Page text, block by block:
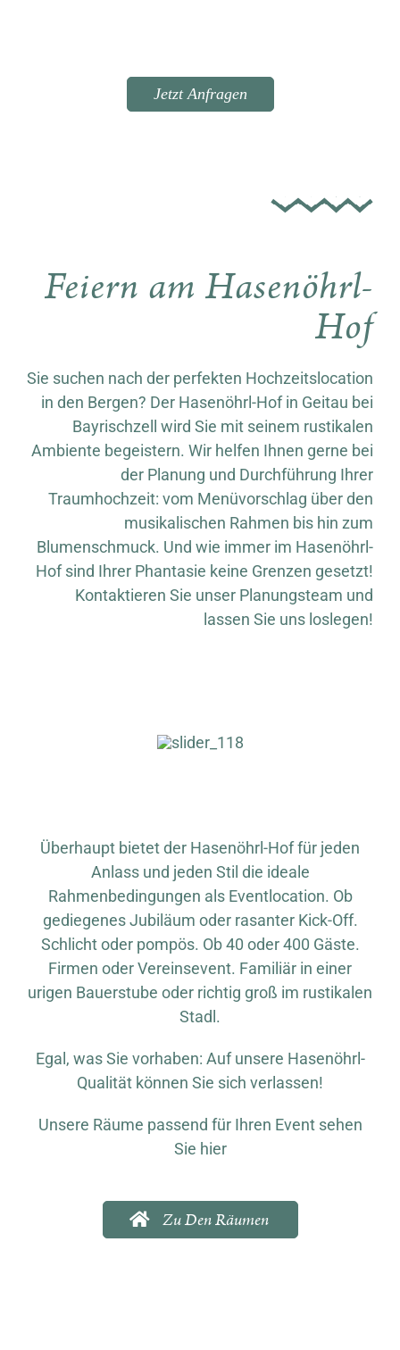
Jetzt Anfragen
Feiern am Hasenöhrl-
Hof
Sie suchen nach der perfekten Hochzeitslocation
in den Bergen? Der Hasenöhrl-Hof in Geitau bei
Bayrischzell wird Sie mit seinem rustikalen
Ambiente begeistern. Wir helfen Ihnen gerne bei
der Planung und Durchführung Ihrer
Traumhochzeit: vom Menüvorschlag über den
musikalischen Rahmen bis hin zum
Blumenschmuck. Und wie immer im Hasenöhrl-
Hof sind Ihrer Phantasie keine Grenzen gesetzt!
Kontaktieren Sie unser Planungsteam und
lassen Sie uns loslegen!
Überhaupt bietet der Hasenöhrl-Hof für jeden
Anlass und jeden Stil die ideale
Rahmenbedingungen als Eventlocation. Ob
gediegenes Jubiläum oder rasanter Kick-Off.
Schlicht oder pompös. Ob 40 oder 400 Gäste.
Firmen oder Vereinsevent. Familiär in einer
urigen Bauerstube oder richtig groß im rustikalen
Stadl.
Egal, was Sie vorhaben: Auf unsere Hasenöhrl-
Qualität können Sie sich verlassen!
Unsere Räume passend für Ihren Event sehen
Sie hier
Zu Den Räumen